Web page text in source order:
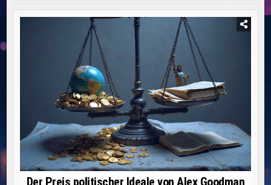
Der Preis politischer Ideale von Alex Goodman